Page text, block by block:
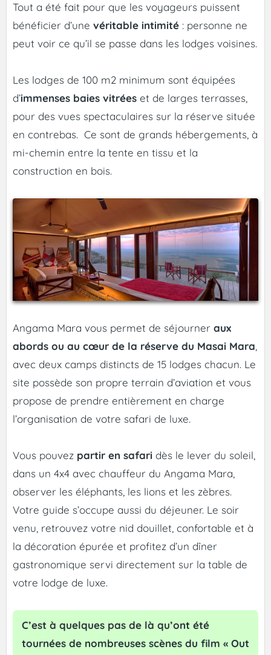
Tout a été fait pour que les voyageurs puissent
bénéficier d’une véritable intimité : personne ne
peut voir ce qu’il se passe dans les lodges voisines.
Les lodges de 100 m2 minimum sont équipées
d’immenses baies vitrées et de larges terrasses,
pour des vues spectaculaires sur la réserve située
en contrebas. Ce sont de grands hébergements, à
mi-chemin entre la tente en tissu et la
construction en bois.
Angama Mara vous permet de séjourner aux
abords ou au cœur de la réserve du Masai Mara
avec deux camps distincts de 15 lodges chacun. Le
site possède son propre terrain d’aviation et vous
propose de prendre entièrement en charge
l’organisation de votre safari de luxe.
Vous pouvez partir en safari dès le lever du soleil,
dans un 4x4 avec chauffeur du Angama Mara,
observer les éléphants, les lions et les zèbres.
Votre guide s’occupe aussi du déjeuner. Le soir
venu, retrouvez votre nid douillet, confortable et à
la décoration épurée et profitez d’un dîner
gastronomique servi directement sur la table de
votre lodge de luxe.
C’est à quelques pas de là qu’ont été
tournées de nombreuses scènes du film « Out